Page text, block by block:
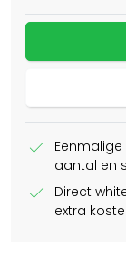
check
aantal en
check
Direct
extra